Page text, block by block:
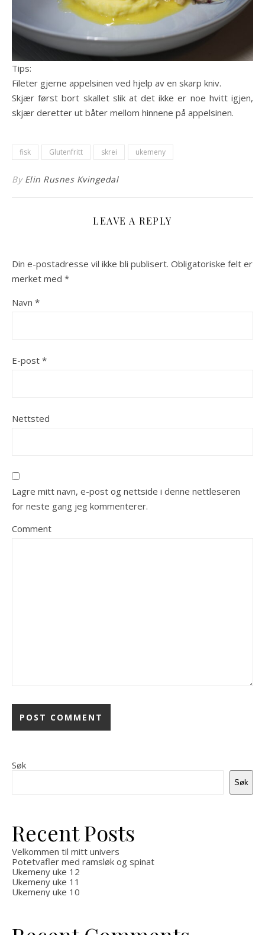
Tips:
Fileter gjerne appelsinen ved hjelp av en skarp kniv.
Skjær først bort skallet slik at det ikke er noe hvitt igjen,
skjær deretter ut båter mellom hinnene på appelsinen.
fisk Glutenfritt skrei ukemeny
By Elin Rusnes Kvingedal
LEAVE A REPLY
Din e-postadresse vil ikke bli publisert. Obligatoriske felt er
merket med *
Navn *
E-post *
Nettsted
Lagre mitt navn, e-post og nettside i denne nettleseren
for neste gang jeg kommenterer.
Comment
Søk
Søk
Recent Posts
Velkommen til mitt univers
Potetvafler med ramsløk og spinat
Ukemeny uke 12
Ukemeny uke 11
Ukemeny uke 10